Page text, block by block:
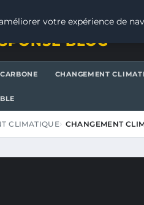
BLOG
CHANGEMENT
CLIMATIQUE CHANGEMENT
votre expérience de